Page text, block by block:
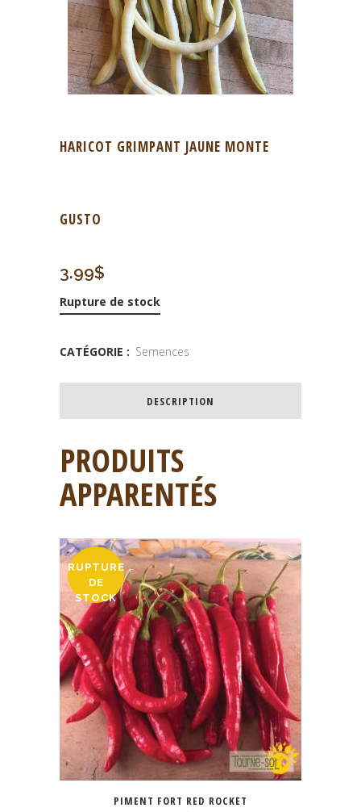
HARICOT GRIMPANT JAUNE MONTE
GUSTO
3.99$
Rupture de stock
CATÉGORIE : Semences
DESCRIPTION
PRODUITS
APPARENTÉS
RUPTURE
DE
STOCK
PIMENT FORT RED ROCKET